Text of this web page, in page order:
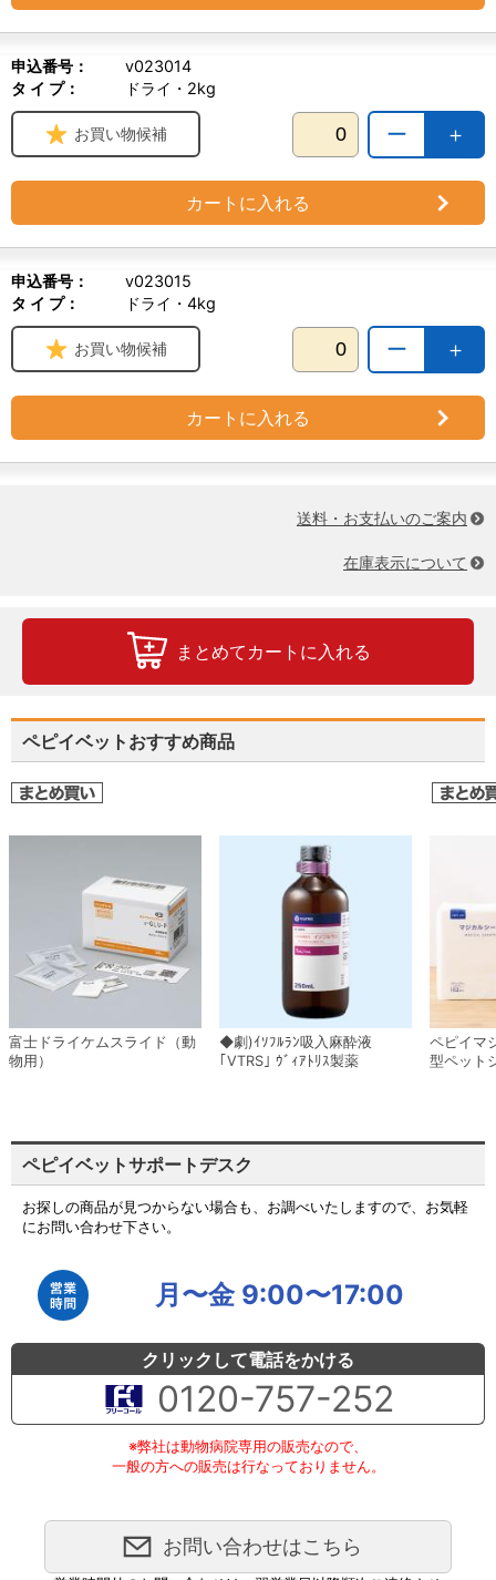
申込番号：
v023014
タ イ プ：
ドライ・2kg
＋
ー
お買い物候補
カートに入れる
申込番号：
v023015
タ イ プ：
ドライ・4kg
＋
ー
お買い物候補
カートに入れる
送料・お支払いのご案内
在庫表示について
まとめてカートに入れる
ペピイベットおすすめ商品
富士ドライケムスライド（動
物用）
◆劇)ｲｿﾌﾙﾗﾝ吸入麻酔液
｢VTRS｣ ｳﾞｨｱﾄﾘｽ製薬
ペピイマ
型ペット
ペピイベットサポートデスク
お探しの商品が見つからない場合も、お調べいたしますので、お気軽
にお問い合わせ下さい。
月〜金 9:00〜17:00
クリックして電話をかける
0120-757-252
※弊社は動物病院専用の販売なので、
一般の方への販売は行なっておりません。
お問い合わせはこちら